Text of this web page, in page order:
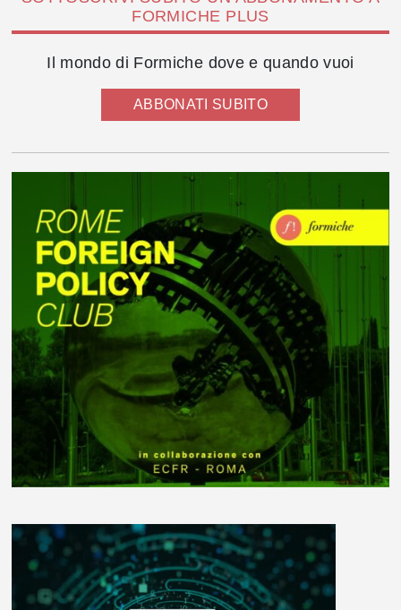
FORMICHE PLUS
Il mondo di Formiche dove e quando vuoi
ABBONATI SUBITO